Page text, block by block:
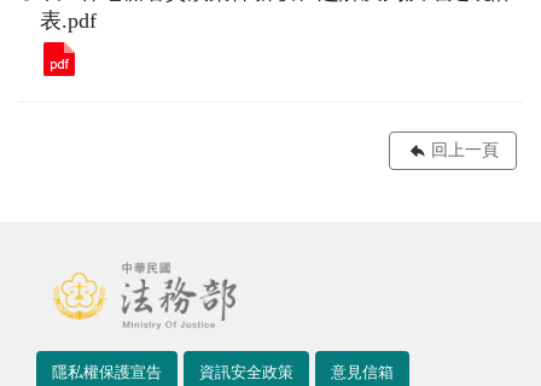
表.pdf
回上一頁
隱私權保護宣告 資訊安全政策 意見信箱